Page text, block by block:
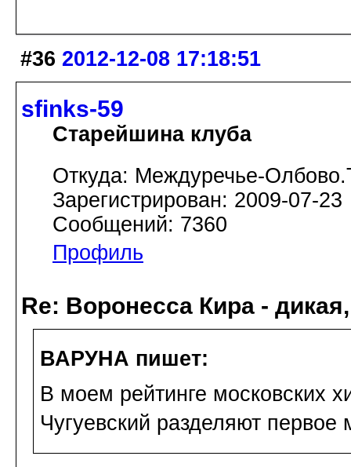
#36 2012-12-08 17:18:51
sfinks-59
Старейшина клуба
Откуда: Междуречье-
Зарегистрирован: 2009-07-23
Сообщений: 7360
Профиль
Re: Воронесса Кира -
ВАРУНА пишет:
В моем рейтинге московских
Чугуевский разделяют первое